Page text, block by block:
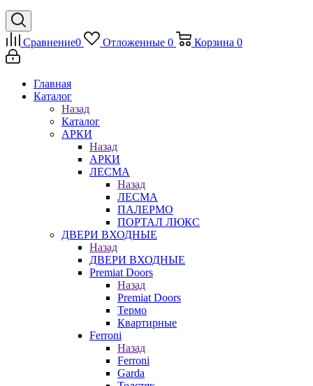
Сравнение0 Отложенные 0 Корзина 0
Главная
Каталог
Назад
Каталог
АРКИ
Назад
АРКИ
ЛЕСМА
Назад
ЛЕСМА
ПАЛЕРМО
ПОРТАЛ ЛЮКС
ДВЕРИ ВХОДНЫЕ
Назад
ДВЕРИ ВХОДНЫЕ
Premiat Doors
Назад
Premiat Doors
Термо
Квартирные
Ferroni
Назад
Ferroni
Garda